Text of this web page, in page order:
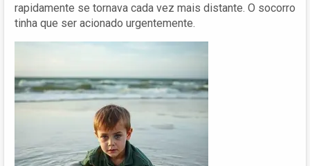
rapidamente se tornava cada vez mais distante. O socorro
tinha que ser acionado urgentemente.